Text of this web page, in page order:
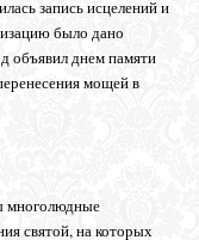
запись исцелений и
было дано
объявил днем памяти
мощей в
многолюдные
святой, на которых